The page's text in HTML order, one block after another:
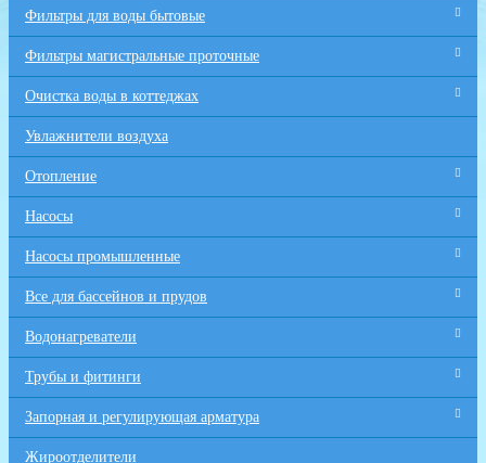
Фильтры для воды бытовые
Фильтры магистральные проточные
Очистка воды в коттеджах
Увлажнители воздуха
Отопление
Насосы
Насосы промышленные
Все для бaссейнов и прудов
Водонагреватели
Трубы и фитинги
Запорная и регулирующая арматура
Жироотделители